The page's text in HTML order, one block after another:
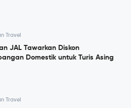
Travel
JAL Tawarkan Diskon
Domestik untuk Turis Asing
Travel